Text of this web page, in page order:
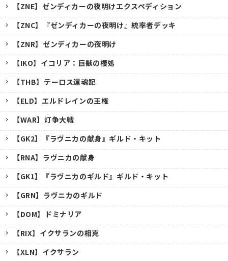
【ZNE】ゼンディカーの夜明けエクスペディション
【ZNC】『ゼンディカーの夜明け』統率者デッキ
【ZNR】ゼンディカーの夜明け
【IKO】イコリア：巨獣の棲処
【THB】テーロス還魂記
【ELD】エルドレインの王権
【WAR】灯争大戦
【GK2】『ラヴニカの献身』ギルド・キット
【RNA】ラヴニカの献身
【GK1】『ラヴニカのギルド』ギルド・キット
【GRN】ラヴニカのギルド
【DOM】ドミナリア
【RIX】イクサランの相克
【XLN】イクサラン